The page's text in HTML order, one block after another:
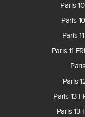
Paris
Paris
Paris
Paris 11
Paris
Paris 13
Paris 13